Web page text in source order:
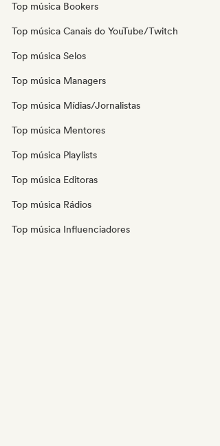
Top música Bookers
Top música Canais do YouTube/Twitch
Top música Selos
Top música Managers
Top música Mídias/Jornalistas
Top música Mentores
Top música Playlists
Top música Editoras
Top música Rádios
Top música Influenciadores